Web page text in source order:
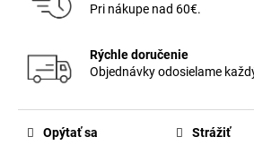
Pri nákupe nad 60€.
Rýchle doručenie
Objednávky odosielame
Opýtať sa Strážiť